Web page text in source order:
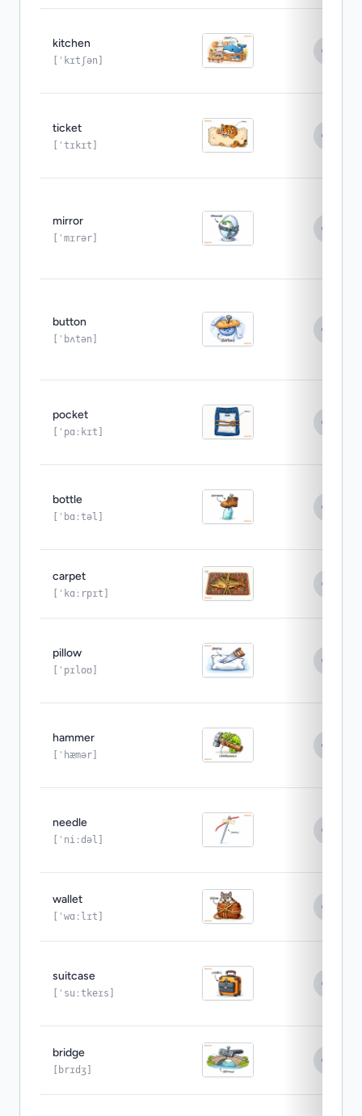
kitchen
[ˈkɪtʃən]
ticket
[ˈtɪkɪt]
mirror
[ˈmɪrər]
button
[ˈbʌtən]
pocket
[ˈpɑːkɪt]
bottle
[ˈbɑːtəl]
carpet
[ˈkɑːrpɪt]
pillow
[ˈpɪloʊ]
hammer
[ˈhæmər]
needle
[ˈniːdəl]
wallet
[ˈwɑːlɪt]
suitcase
[ˈsuːtkeɪs]
bridge
[brɪdʒ]